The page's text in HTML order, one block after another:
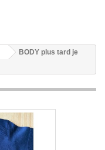
BODY plus tard je